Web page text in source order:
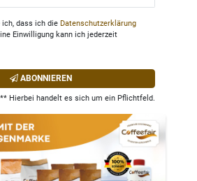
dass ich die Daten­schutz­erklärung
Einwilligung kann ich jederzeit
ABONNIEREN
** Hierbei handelt es sich um ein Pflichtfeld.